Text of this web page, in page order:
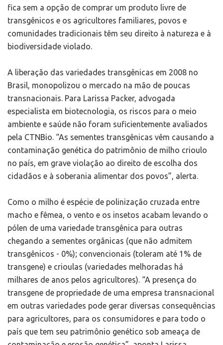
fica sem a opção de comprar um produto livre de
transgênicos e os agricultores familiares, povos e
comunidades tradicionais têm seu direito à natureza e à
biodiversidade violado.
A liberação das variedades transgênicas em 2008 no
Brasil, monopolizou o mercado na mão de poucas
transnacionais. Para Larissa Packer, advogada
especialista em biotecnologia, os riscos para o meio
ambiente e saúde não foram suficientemente avaliados
pela CTNBio. “As sementes transgênicas vêm causando a
contaminação genética do patrimônio de milho crioulo
no país, em grave violação ao direito de escolha dos
cidadãos e à soberania alimentar dos povos”, alerta.
Como o milho é espécie de polinização cruzada entre
macho e fêmea, o vento e os insetos acabam levando o
pólen de uma variedade transgênica para outras
chegando a sementes orgânicas (que não admitem
transgênicos - 0%); convencionais (toleram até 1% de
transgene) e crioulas (variedades melhoradas há
milhares de anos pelos agricultores). “A presença do
transgene de propriedade de uma empresa transnacional
em outras variedades pode gerar diversas consequências
para agricultores, para os consumidores e para todo o
país que tem seu patrimônio genético sob ameaça de